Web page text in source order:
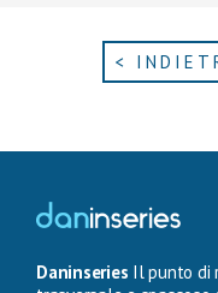
<
Daninseries Il punto di